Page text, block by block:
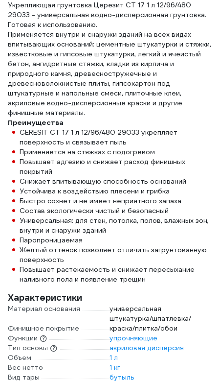
Укрепляющая грунтовка Церезит CT 17 1 л 12/96/480
29033 - универсальная водно-дисперсионная грунтовка.
Готовая к использованию.
Применяется внутри и снаружи зданий на всех видах
впитывающих оснований: цементные штукатурки и стяжки,
известковые и гипсовые штукатурки, легкий и ячеистый
бетон, ангидритные стяжки, кладки из кирпича и
природного камня, древесностружечные и
древесноволокнистые плиты, гипсокартон под
штукатурные и напольные смеси, плиточные клеи,
акриловые водно-дисперсионные краски и другие
финишные материалы.
Преимущества
CERESIT CT 17 1 л 12/96/480 29033 укрепляет
поверхность и связывает пыль
Применяется на стяжках с подогревом
Повышает адгезию и снижает расход финишных
покрытий
Снижает впитывающую способность оснований
Устойчива к воздействию плесени и грибка
Быстро сохнет и не имеет неприятного запаха
Состав экологически чистый и безопасный
Универсальная: для стен, потолка, полов, влажных зон,
внутри и снаружи зданий
Паропроницаемая
Желтый оттенок позволяет отличить загрунтованную
поверхность
Повышает растекаемость и снижает пересыхание
наливного пола и появление трещин
Характеристики
Материал основания универсальная
Финишное покрытие
штукатурка/шпатлевка/
краска/плитка/обои
Функции
упрочняющие
Тип основы
акриловая дисперсия
Объем
1 л
Вес нетто
1 кг
Вид тары
бутыль